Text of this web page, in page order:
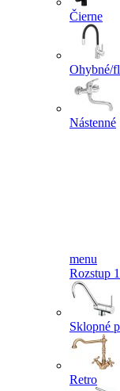
Čierne
Ohybné/
Nástenné
menu
Rozstup
Sklopné
Retro